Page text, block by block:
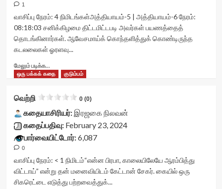
<span
class='yasr-
stars-
title-
(0)
</span>
rater-
starsize='16'
data-
rater-
data-
rater-
data-
attribute='true'
>
</div>
stars-
title-
average'>0
<div
class='yasr-
stars-
title
yasr-
stars'
id='yasr-
votes-
readonly-
rater-
7eb0967a235a6'
data-
rater-
starsize='16'
data-
1
வாசிப்பு நேரம்: 4 நிமிடங்கள்அத்தியாயம்-5 | அத்தியாயம்-6 நேரம்:
08:18:03 சனிக்கிழமை திட்டமிட்டபடி அவர்கள் பயணத்தைத்
தொடங்கினார்கள். ஆவேசமாய்க் கொந்தளித்துக் கொண்டிருந்த
கடலலைகள் ஓரளவு...
மேலும் படிக்க...
more
நீர்மூழ்கி…!
நீரில்
மூழ்கி…!
<div
class="yasr-
vv-
title-
container">
<div
class='yasr-
ஒரு பக்கக் கதை குடும்பம்
வெற்றி 0 (0)
கதையாசிரியர்: இரஜகை நிலவன்
கதைப்பதிவு:February 23, 2024
பார்வையிட்டோர்:6,087
0
வாசிப்பு நேரம்: < 1 நிமிடம்“என்ன பிரபா, காலையிலேயே ஆரம்பித்து
விட்டாய்” என்று தன் மனைவியிடம் கேட்டான் சேகர். கையில் ஒரு
சிகரெட்டை எடுத்து பற்றவைத்துக்...